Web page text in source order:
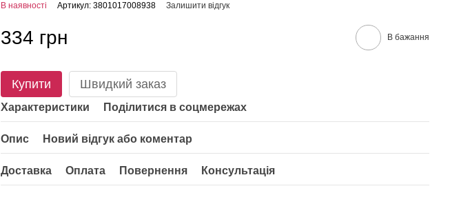
В наявності Артикул: 3801017008938 Залишити відгук
334 грн В бажання
Купити Швидкий заказ
Характеристики Поділитися в соцмережах
Опис Новий відгук або коментар
Доставка Оплата Повернення Консультація